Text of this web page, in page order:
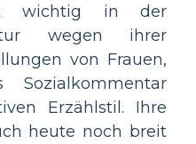
wichtig in der
wegen ihrer
von Frauen,
Sozialkommentar
Erzählstil. Ihre
heute noch breit